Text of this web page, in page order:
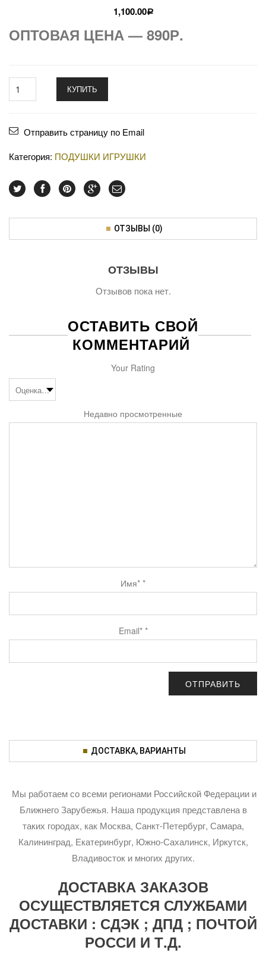
1,100.00Р
ОПТОВАЯ ЦЕНА — 890Р.
КУПИТЬ
Отправить страницу по Email
Категория: ПОДУШКИ ИГРУШКИ
ОТЗЫВЫ (0)
ОТЗЫВЫ
Отзывов пока нет.
ОСТАВИТЬ СВОЙ
КОММЕНТАРИЙ
Your Rating
Недавно просмотренные
Имя* *
Email* *
ДОСТАВКА, ВАРИАНТЫ
Мы работаем со всеми регионами Российской Федерации и
Ближнего Зарубежья. Наша продукция представлена в
таких городах, как Москва, Санкт-Петербург, Самара,
Калининград, Екатеринбург, Южно-Сахалинск, Иркутск,
Владивосток и многих других.
ДОСТАВКА ЗАКАЗОВ
ОСУЩЕСТВЛЯЕТСЯ СЛУЖБАМИ
ДОСТАВКИ : СДЭК ; ДПД ; ПОЧТОЙ
РОССИ И Т.Д.